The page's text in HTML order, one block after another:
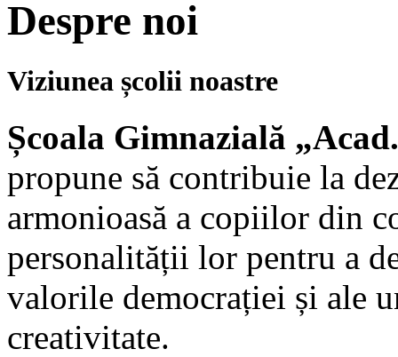
Despre noi
Viziunea școlii noastre
Școala Gimnazială
propune să contribuie la
armonioasă a copiilor din
personalității lor pentru a
valorile democrației și ale
creativitate.